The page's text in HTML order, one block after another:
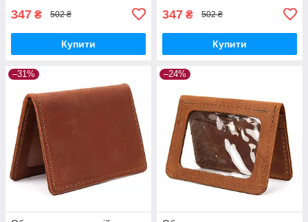
347 ₴ 502 ₴
Купити
347 ₴ 502 ₴
Купити
–31% –24%